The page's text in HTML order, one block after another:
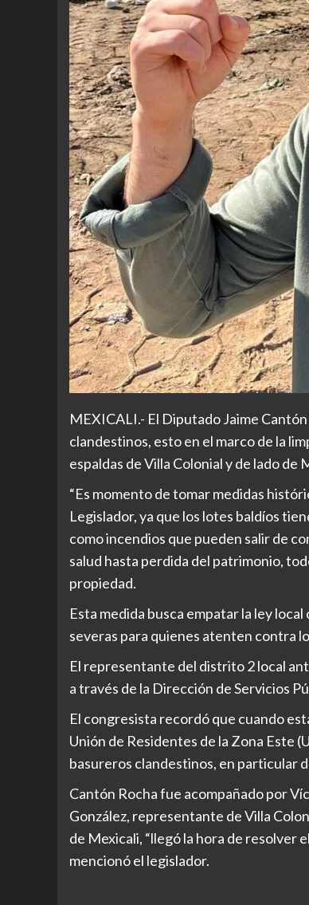
MEXICALI.- El Diputado Jaime
clandestinos, esto en el marco de la
espaldas de Villa Colonial y de lado de
“Es momento de tomar medidas
Legislador, ya que los lotes baldíos
como incendios que pueden salir de
salud hasta perdida del patrimonio,
propiedad.
Esta medida busca empatar la ley
severas para quienes atenten contra
El representante del distrito 2 local
a través de la Dirección de Servicios
El congresista recordó que cuando
Unión de Residentes de la Zona Este
basureros clandestinos, en particular
Cantón Rocha fue acompañado por
González, representante de Villa
de Mexicali, “llegó la hora de resolver
mencionó el legislador.